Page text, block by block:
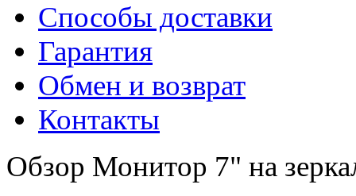
Способы доставки
Гарантия
Обмен и возврат
Контакты
Обзор Монитор 7" на